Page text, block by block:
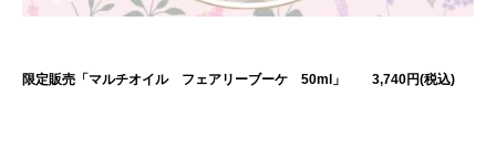
限定販売「マルチオイル フェアリーブーケ 50ml」 3,740円(税込)